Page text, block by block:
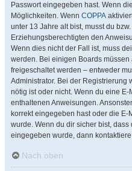
Passwort eingegeben hast. Wenn
Möglichkeiten. Wenn COPPA
unter 13 Jahre alt bist, musst du
Erziehungsberechtigten den
Wenn dies nicht der Fall ist, muss
werden. Bei einigen Boards
freigeschaltet werden – entweder
Administrator. Bei der Registrierung
nötig ist oder nicht. Wenn du eine
enthaltenen Anweisungen.
korrekt eingegeben hast oder die
wurde. Wenn du dir sicher bist,
eingegeben wurde, dann
Nach oben